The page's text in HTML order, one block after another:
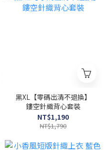
黑XL【零碼出清不退換】
鏤空針織背心套裝
NT$1,190
NT$1,790